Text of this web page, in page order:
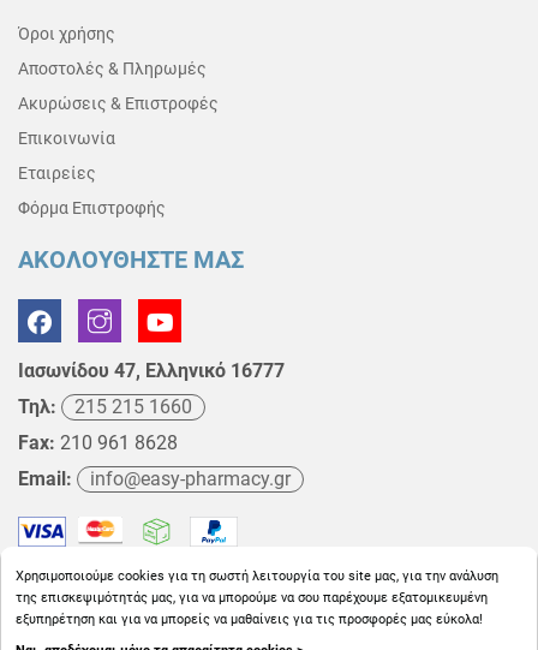
Όροι χρήσης
Αποστολές & Πληρωμές
Ακυρώσεις & Επιστροφές
Επικοινωνία
Εταιρείες
Φόρμα Επιστροφής
ΑΚΟΛΟΥΘΗΣΤΕ ΜΑΣ
Ιασωνίδου 47, Ελληνικό 16777
Τηλ:
215 215 1660
Fax: 210 961 8628
Email:
info@easy-pharmacy.gr
Χρησιμοποιούμε cookies για τη σωστή λειτουργία του site μας, για την ανάλυση
της επισκεψιμότητάς μας, για να μπορούμε να σου παρέχουμε εξατομικευμένη
εξυπηρέτηση και για να μπορείς να μαθαίνεις για τις προσφορές μας εύκολα!